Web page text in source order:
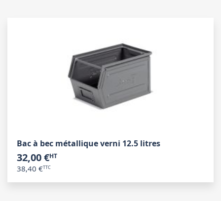
Bac à bec métallique verni 12.5 litres
32,00 €
38,40 €